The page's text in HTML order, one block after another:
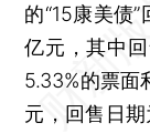
的“15康美债
亿元，其中
5.33%的票面
元，回售日